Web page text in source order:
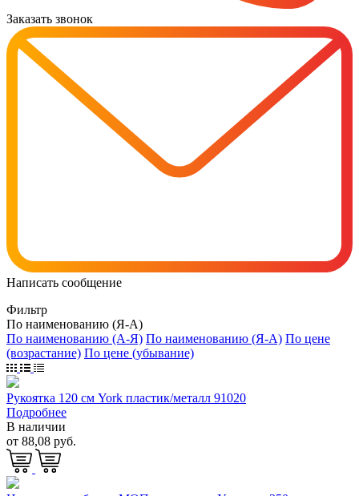
Заказать звонок
Написать сообщение
Фильтр
По наименованию (Я-А)
По наименованию (А-Я) По наименованию (Я-А) По цене
(возрастание) По цене (убывание)
Рукоятка 120 см York пластик/металл 91020
Подробнее
В наличии
от 88,08 руб.